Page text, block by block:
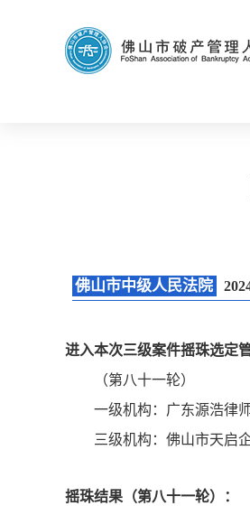
佛山市中级人民法院
进入本次三级案件摇珠选定
（第八十一轮）
一级机构：广东源浩律
三级机构：佛山市天启
摇珠结果（第八十一轮）：